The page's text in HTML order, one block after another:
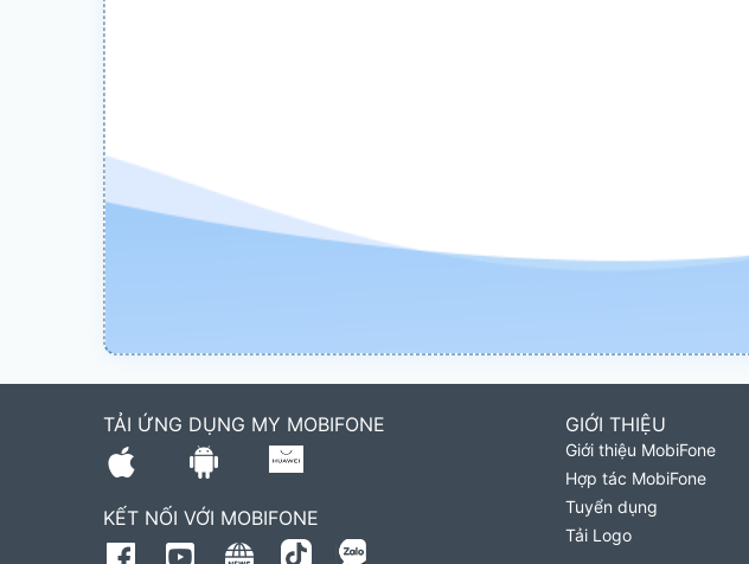
TẢI ỨNG DỤNG MY MOBIFONE
KẾT NỐI VỚI MOBIFONE
GIỚI THIỆU
Giới thiệu MobiFone
Hợp tác MobiFone
Tuyển dụng
Tải Logo